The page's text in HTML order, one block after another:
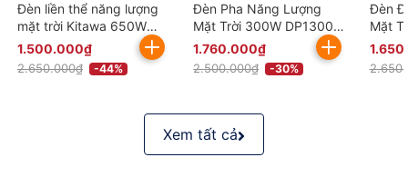
Đèn
Mặt
Light
bao
Đèn Pha Năng Lượng
Mặt Trời 300W DP1300
Kitawa Chống Nước IP67
(Đã bao gồm VAT)
1.760.000₫
2.500.000₫ -30%
Đèn liền thể năng lượng
mặt trời Kitawa 650W
LT14650
1.500.000₫
2.650.000₫ -44%
Xem tất cả